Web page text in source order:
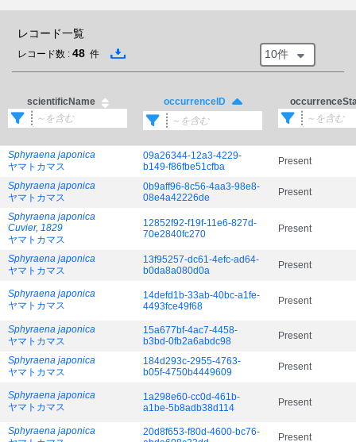
レコード一覧
レコード数 : 48 件 10件
scientificName occurrenceID
Sphyraena japonica
ヤマトカマス
09a26344-12a3-4229-
b149-f86fbe51cfba
Present
Sphyraena japonica
ヤマトカマス
0b9aff96-8c56-4aa3-98e8-
08e4a42226de
Present
Sphyraena japonica
Cuvier, 1829
ヤマトカマス
12852f92-f19f-11e6-827d-
70e2840fc270
Present
Sphyraena japonica
ヤマトカマス
13f95257-dc61-4efc-ad64-
b0da8a080d0a
Present
Sphyraena japonica
ヤマトカマス
14defd1b-33ab-40bc-a1fe-
4493fce49f68
Present
Sphyraena japonica
ヤマトカマス
15a677bf-4ac7-4458-
b3bd-0fb2a6abdc98
Present
Sphyraena japonica
ヤマトカマス
184d293c-2955-4763-
b05f-4750b4449609
Present
Sphyraena japonica
ヤマトカマス
1a298e60-cc0d-461b-
a1be-5b8adb38d114
Present
Sphyraena japonica
20d8f653-f80d-4600-bc76-
Present